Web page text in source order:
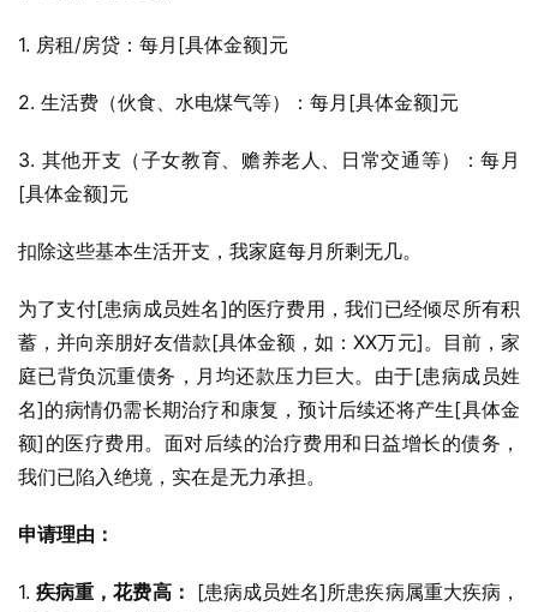
1. 房租/房贷：每月[具体金额]元
2. 生活费（伙食、水电煤气等）：每月[具体金额]元
3. 其他开支（子女教育、赡养老人、日常交通等）：每月
[具体金额]元
扣除这些基本生活开支，我家庭每月所剩无几。
为了支付[患病成员姓名]的医疗费用，我们已经倾尽所有积
蓄，并向亲朋好友借款[具体金额，如：XX万元]。目前，家
庭已背负沉重债务，月均还款压力巨大。由于[患病成员姓
名]的病情仍需长期治疗和康复，预计后续还将产生[具体金
额]的医疗费用。面对后续的治疗费用和日益增长的债务，
我们已陷入绝境，实在是无力承担。
申请理由：
1. 疾病重，花费高： [患病成员姓名]所患疾病属重大疾病，